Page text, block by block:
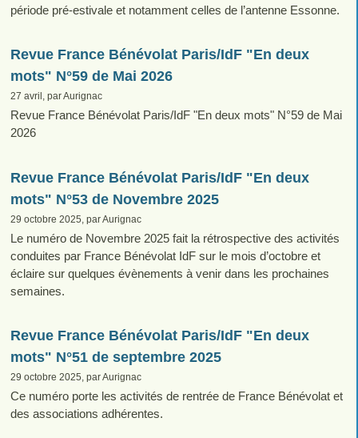
période pré-estivale et notamment celles de l’antenne Essonne.
Revue France Bénévolat Paris/IdF "En deux
mots" N°59 de Mai 2026
27 avril, par Aurignac
Revue France Bénévolat Paris/IdF "En deux mots" N°59 de Mai
2026
Revue France Bénévolat Paris/IdF "En deux
mots" N°53 de Novembre 2025
29 octobre 2025, par Aurignac
Le numéro de Novembre 2025 fait la rétrospective des activités
conduites par France Bénévolat IdF sur le mois d’octobre et
éclaire sur quelques évènements à venir dans les prochaines
semaines.
Revue France Bénévolat Paris/IdF "En deux
mots" N°51 de septembre 2025
29 octobre 2025, par Aurignac
Ce numéro porte les activités de rentrée de France Bénévolat et
des associations adhérentes.